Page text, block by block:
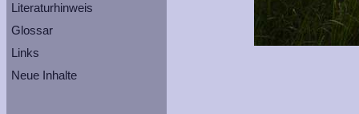
Literaturhinweis
Glossar
Links
Neue Inhalte